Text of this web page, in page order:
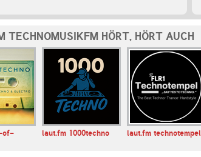
TECHNOMUSIKFM HÖRT, HÖRT AUCH
of-
laut.fm 1000techno laut.fm technotempel